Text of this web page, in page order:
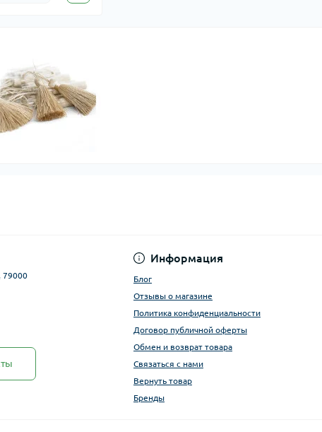
79000
Информация
Блог
Отзывы о магазине
Политика конфиденциальности
Договор публичной оферты
Обмен и возврат товара
Связаться с нами
Вернуть товар
Бренды